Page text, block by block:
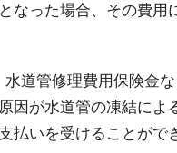
なった場合、その費用
水道管修理費用保険金
因が水道管の凍結によ
払いを受けることがで